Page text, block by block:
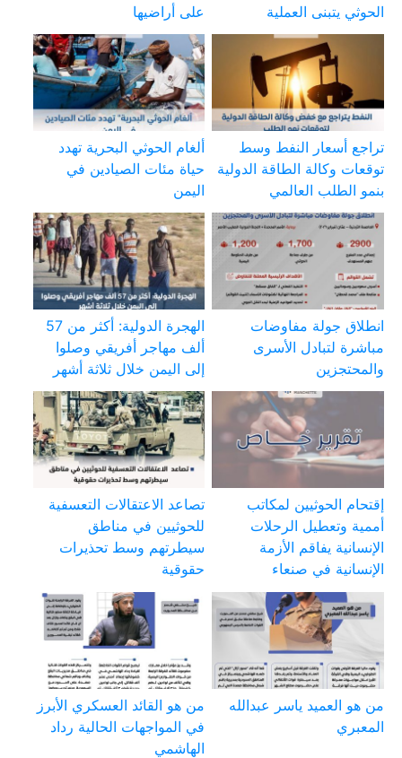
الحوثي يتبنى العملية
على أراضيها
تراجع أسعار النفط وسط
توقعات وكالة الطاقة الدولية
بنمو الطلب العالمي
ألغام الحوثي البحرية تهدد
حياة مئات الصيادين في
اليمن
انطلاق جولة مفاوضات
مباشرة لتبادل الأسرى
والمحتجزين
الهجرة الدولية: أكثر من 57
ألف مهاجر أفريقي وصلوا
إلى اليمن خلال ثلاثة أشهر
إقتحام الحوثيين لمكاتب
أممية وتعطيل الرحلات
الإنسانية يفاقم الأزمة
الإنسانية في صنعاء
تصاعد الاعتقالات التعسفية
للحوثيين في مناطق
سيطرتهم وسط تحذيرات
حقوقية
من هو العميد ياسر عبدالله
المعبري
من هو القائد العسكري الأبرز
في المواجهات الحالية رداد
الهاشمي